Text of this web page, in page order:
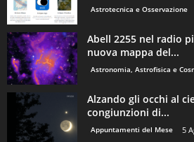
Astrotecnica e Osservazione
Abell 2255 nel radio
nuova mappa del...
Astronomia, Astrofisica e
Alzando gli occhi al
congiunzioni di...
Appuntamenti del Mese 5